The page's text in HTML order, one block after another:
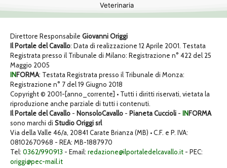
Veterinaria
Direttore Responsabile Giovanni Origgi
Il Portale del Cavallo: Data di realizzazione 12 Aprile 2001. Testata
Registrata presso il Tribunale di Milano: Registrazione n° 422 del 25
Maggio 2005
INFORMA: Testata Registrata presso il Tribunale di Monza:
Registrazione n° 7 del 19 Giugno 2018
Copyright © 2001-[anno_corrente] • Tutti i diritti riservati, vietata la
riproduzione anche parziale di tutti i contenuti.
Il Portale del Cavallo - NonsoloCavallo - Pianeta Cuccioli - INFORMA
sono marchi di Studio Origgi srl
Via della Valle 46/a, 20841 Carate Brianza (MB) • C.F. e P. IVA:
08102670968 - REA: MB-1887970
Tel: 0362/990913 - Email: redazione@ilportaledelcavallo.it - PEC:
origgi@pec-mail.it